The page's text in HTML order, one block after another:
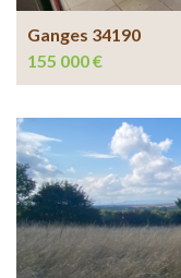
Ganges 34190
155 000 €